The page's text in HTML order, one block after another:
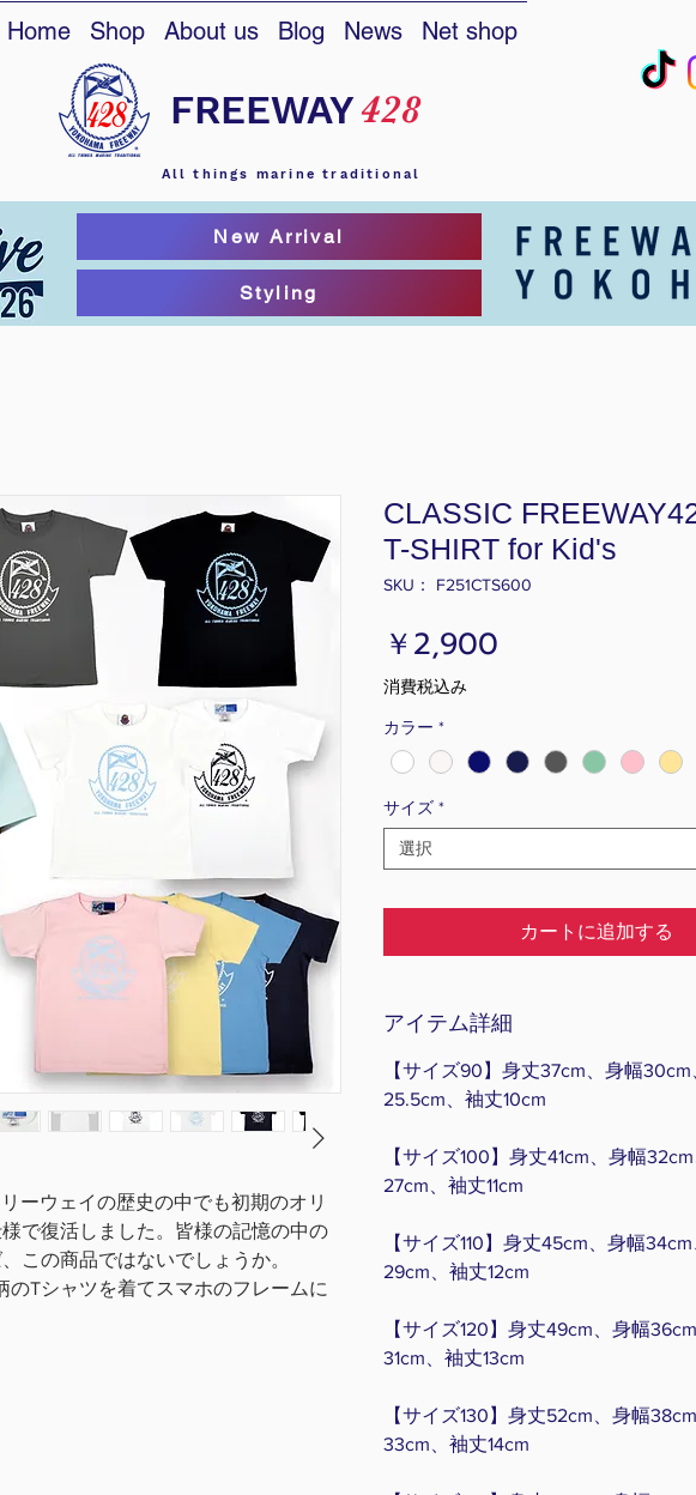
Home Shop About us Blog News Net shop
FREEWAY428
All things marine traditional
New Arrival
Styling
ーウェイの歴史の中でも初期のオリ
で復活しました。皆様の記憶の中の
この商品ではないでしょうか。
のTシャツを着てスマホのフレームに
CLASSIC
T-SHIRT for Kid's
SKU： F251CTS600
￥2,900
消費税込み
カラー *
サイズ *
選択
カートに追加する
アイテム詳細
【サイズ90】身丈37cm、身幅30cm
25.5cm、袖丈10cm
【サイズ100】身丈41cm、身幅
27cm、袖丈11cm
【サイズ110】身丈45cm、身幅
29cm、袖丈12cm
【サイズ120】身丈49cm、身幅
31cm、袖丈13cm
【サイズ130】身丈52cm、身幅
33cm、袖丈14cm